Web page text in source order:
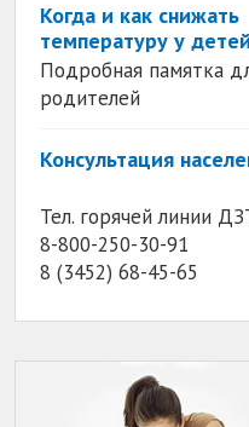
Когда и как снижать
температуру у детей
Подробная памятка
родителей
Консультация
Тел. горячей линии
8-800-250-30-91
8 (3452) 68-45-65